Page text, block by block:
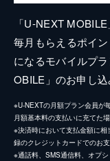
「U-NEXT
毎月もらえるポイ
になるモバイルプ
OBILE」のお申し込
※U-NEXTの月額プラン会員が
月額基本料の支払いに充てた場
※決済時において支払金額に
録のクレジットカードでのお支
※通話料、SMS通信料、オプ